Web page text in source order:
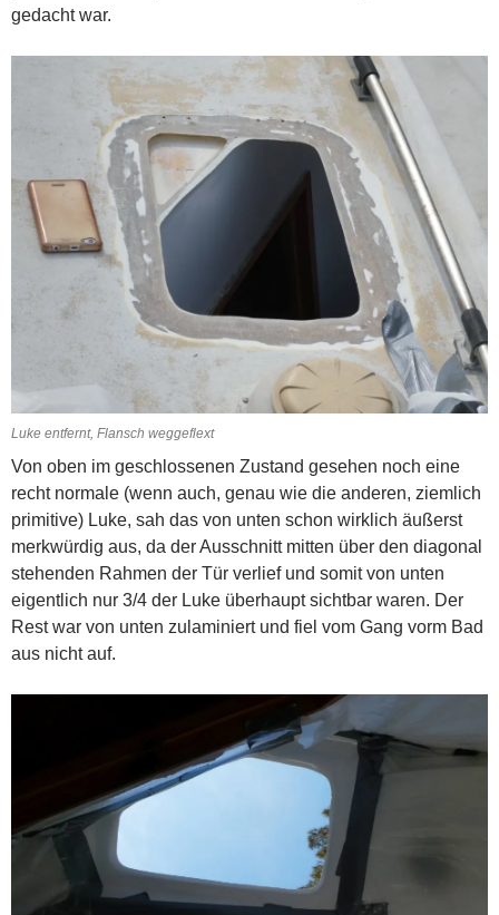
gedacht war.
Luke entfernt, Flansch weggeflext
Von oben im geschlossenen Zustand gesehen noch eine
recht normale (wenn auch, genau wie die anderen, ziemlich
primitive) Luke, sah das von unten schon wirklich äußerst
merkwürdig aus, da der Ausschnitt mitten über den diagonal
stehenden Rahmen der Tür verlief und somit von unten
eigentlich nur 3/4 der Luke überhaupt sichtbar waren. Der
Rest war von unten zulaminiert und fiel vom Gang vorm Bad
aus nicht auf.